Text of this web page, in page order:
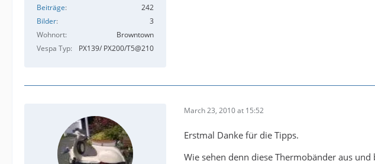
Beiträge
242
Bilder
3
Wohnort
Browntown
Vespa Typ
PX139/ PX200/T5@210
March 23, 2010 at 15:52
Erstmal Danke für die Tipps.
Wie sehen denn diese Thermobänder aus